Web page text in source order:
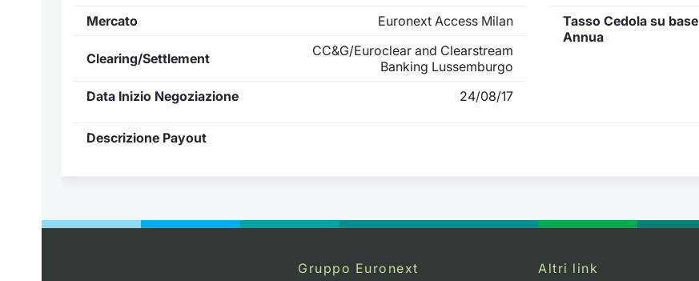
Mercato Euronext Access Milan
Clearing/Settlement
CC&G/Euroclear and Clearstream
Banking Lussemburgo
Data Inizio Negoziazione
24/08/17
Tasso Cedola su base
Annua
Descrizione Payout
Gruppo Euronext Altri link